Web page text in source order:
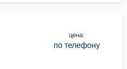
цена:
по телефону